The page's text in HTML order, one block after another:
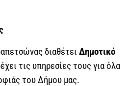
διαθέτει Δημοτικό
τις υπηρεσίες τους για όλα
του Δήμου μας.